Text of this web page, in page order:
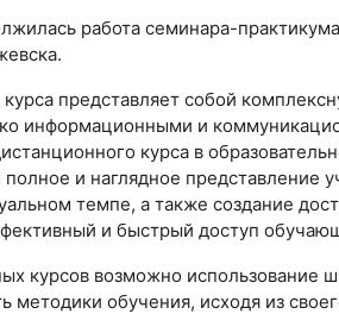
работа семинара-
представляет собой
информационными и
курса в
и наглядное представление
темпе, а также создание
и быстрый доступ
курсов возможно использование
методики обучения, исходя из